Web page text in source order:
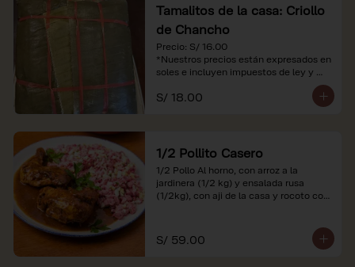
Tamalitos de la casa: Criollo
de Chancho
Precio: S/ 16.00
*Nuestros precios están expresados en
soles e incluyen impuestos de ley y
S/ 18.00
1/2 Pollito Casero
1/2 Pollo Al horno, con arroz a la
jardinera (1/2 kg) y ensalada rusa
(1/2kg), con aji de la casa y rocoto con
*Nuestros precios están expresados en
soles e incluyen impuestos de ley y
S/ 59.00